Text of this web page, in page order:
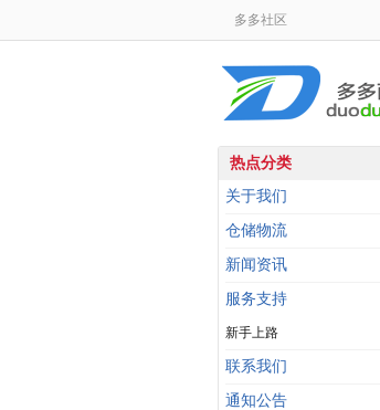
多多社区
热点分类
关于我们
仓储物流
新闻资讯
服务支持
新手上路
联系我们
通知公告